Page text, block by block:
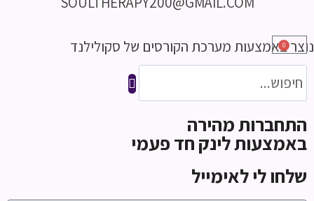
0
נוצר באמצעות מערכת הקורסים של סקולילנד
התחברות מהירה
באמצעות לינק חד פעמי
שלחו לי לאימייל